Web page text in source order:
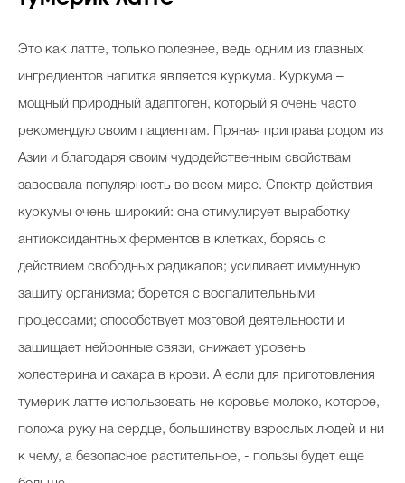
Это как латте, только полезнее, ведь одним из главных
ингредиентов напитка является куркума. Куркума –
мощный природный адаптоген, который я очень часто
рекомендую своим пациентам. Пряная приправа родом из
Азии и благодаря своим чудодейственным свойствам
завоевала популярность во всем мире. Спектр действия
куркумы очень широкий: она стимулирует выработку
антиоксидантных ферментов в клетках, борясь с
действием свободных радикалов; усиливает иммунную
защиту организма; борется с воспалительными
процессами; способствует мозговой деятельности и
защищает нейронные связи, снижает уровень
холестерина и сахара в крови. А если для приготовления
тумерик латте использовать не коровье молоко, которое,
положа руку на сердце, большинству взрослых людей и ни
к чему, а безопасное растительное, - пользы будет еще